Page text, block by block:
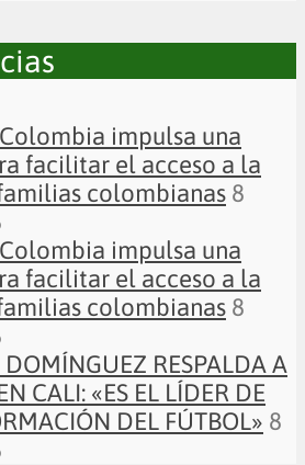
impulsa una
facilitar el acceso a la
colombianas 8
impulsa una
facilitar el acceso a la
colombianas 8
RESPALDA A
CALI: «ES EL LÍDER DE
DEL FÚTBOL» 8